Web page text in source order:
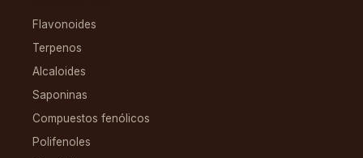
Flavonoides
Terpenos
Alcaloides
Saponinas
Compuestos fenólicos
Polifenoles